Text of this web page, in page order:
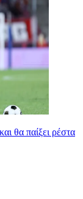
θα παίξει ρέστα